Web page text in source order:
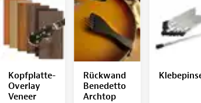
Kopfplatte-
Overlay
Veneer
Rückwand
Benedetto
Archtop